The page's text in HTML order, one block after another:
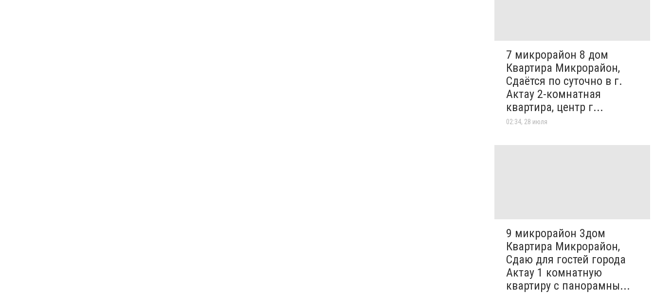
7 микрорайон 8 дом
Квартира Микрорайон,
Сдаётся по суточно в г.
Актау 2-комнатная
квартира, центр г...
02:34, 28 июля
9 микрорайон 3дом
Квартира Микрорайон,
Сдаю для гостей города
Актау 1 комнатную
квартиру с панорамны...